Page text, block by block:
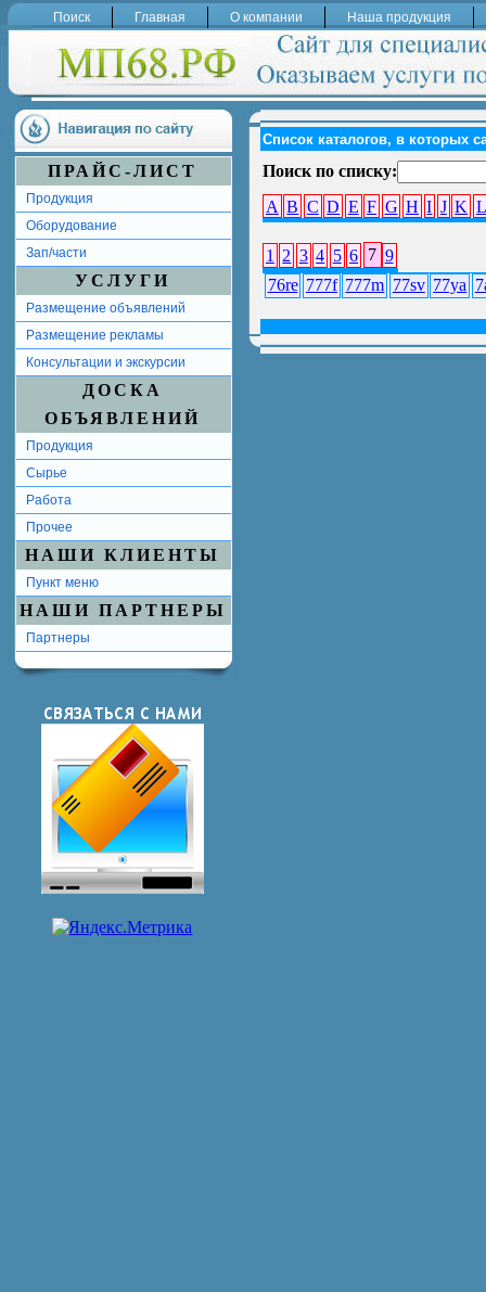
Поиск Главная О компании Наша продукция
ПРАЙС-ЛИСТ
Продукция
Оборудование
Зап/части
УСЛУГИ
Размещение объявлений
Размещение рекламы
Консультации и экскурсии
ДОСКА
ОБЪЯВЛЕНИЙ
Продукция
Сырье
Работа
Прочее
НАШИ КЛИЕНТЫ
Пункт меню
НАШИ ПАРТНЕРЫ
Партнеры
Список каталогов, в которых
Поиск по списку:
A B C D E F G H I J K L
1 2 3 4 5 6 7 9
76re 777f 777m 77sv 77ya